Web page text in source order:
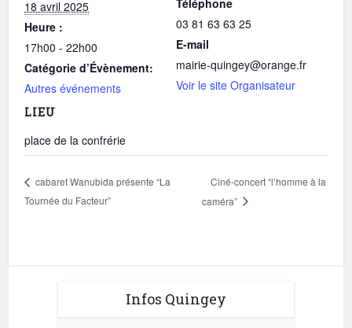
18 avril 2025
Heure :
17h00 - 22h00
Catégorie d’Évènement:
Autres événements
LIEU
place de la confrérie
Téléphone
03 81 63 63 25
E-mail
mairie-quingey@orange.fr
Voir le site Organisateur
cabaret Wanubida présente “La
Tournée du Facteur”
Ciné-concert “l’homme à la
caméra”
Infos Quingey